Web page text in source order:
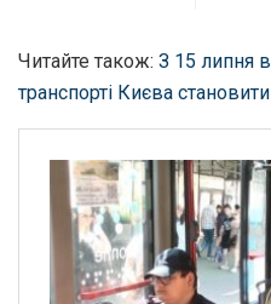
Читайте також: З 15 липня
транспорті Києва